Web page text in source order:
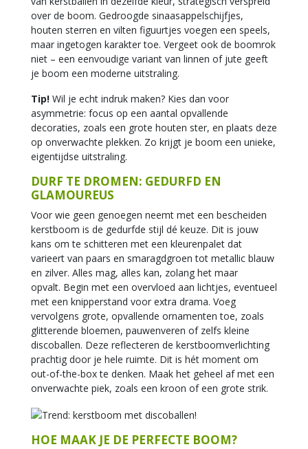
over de boom. Gedroogde sinaasappelschijfjes,
houten sterren en vilten figuurtjes voegen een speels,
maar ingetogen karakter toe. Vergeet ook de boomrok
niet – een eenvoudige variant van linnen of jute geeft
je boom een moderne uitstraling.
Tip! Wil je echt indruk maken? Kies dan voor
asymmetrie: focus op een aantal opvallende
decoraties, zoals een grote houten ster, en plaats deze
op onverwachte plekken. Zo krijgt je boom een unieke,
eigentijdse uitstraling.
DURF TE DROMEN: GEDURFD EN
GLAMOUREUS
Voor wie geen genoegen neemt met een bescheiden
kerstboom is de gedurfde stijl dé keuze. Dit is jouw
kans om te schitteren met een kleurenpalet dat
varieert van paars en smaragdgroen tot metallic blauw
en zilver. Alles mag, alles kan, zolang het maar
opvalt. Begin met een overvloed aan lichtjes, eventueel
met een knipperstand voor extra drama. Voeg
vervolgens grote, opvallende ornamenten toe, zoals
glitterende bloemen, pauwenveren of zelfs kleine
discoballen. Deze reflecteren de kerstboomverlichting
prachtig door je hele ruimte. Dit is hét moment om
out-of-the-box te denken. Maak het geheel af met een
onverwachte piek, zoals een kroon of een grote strik.
HOE MAAK JE DE PERFECTE BOOM?